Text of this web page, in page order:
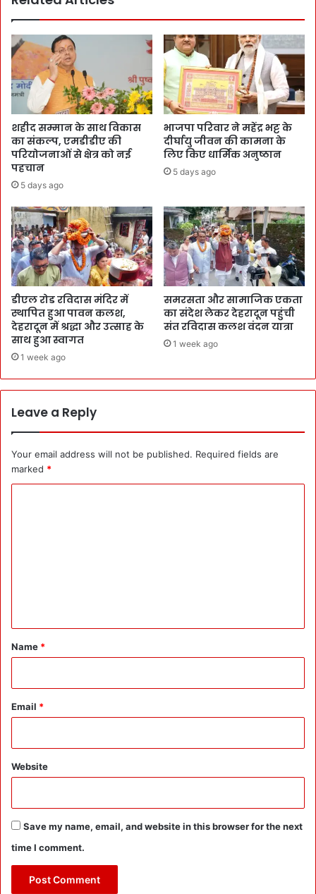
शहीद सम्मान के साथ विकास
का संकल्प, एमडीडीए की
परियोजनाओं से क्षेत्र को नई
पहचान
5 days ago
भाजपा परिवार ने महेंद्र भट्ट के
दीर्घायु जीवन की कामना के
लिए किए धार्मिक अनुष्ठान
5 days ago
डीएल रोड रविदास मंदिर में
स्थापित हुआ पावन कलश,
देहरादून में श्रद्धा और उत्साह के
साथ हुआ स्वागत
1 week ago
समरसता और सामाजिक एकता
का संदेश लेकर देहरादून पहुंची
संत रविदास कलश वंदन यात्रा
1 week ago
Leave a Reply
Your email address will not be published. Required fields are
marked *
*
Name *
Email *
Website
Save my name, email, and website in this browser for the next
time I comment.